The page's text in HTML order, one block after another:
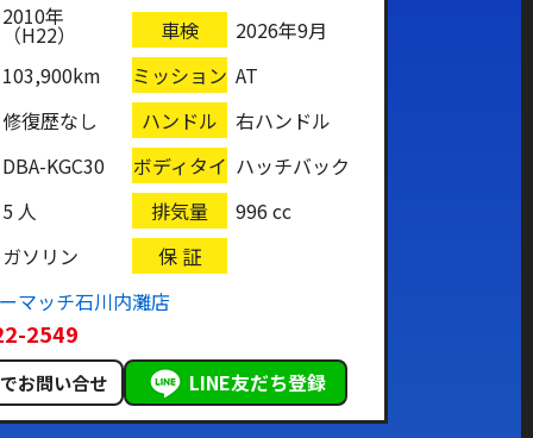
2010年
（H22） 車検
2026年9月
103,900km
ミッション AT
修復歴なし
ハンドル
右ハンドル
DBA-KGC30
ボディタイ
プ
ハッチバック
5 人
排気量
996 cc
ガソリン
保 証
マッチ石川内灘店
2549
お問い合せ LINE友だち登録